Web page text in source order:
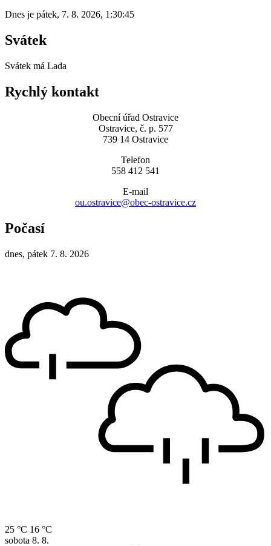
Dnes je pátek, 7. 8. 2026, 1:30:45
Svátek
Svátek má Lada
Rychlý kontakt
Obecní úřad Ostravice
Ostravice, č. p. 577
739 14 Ostravice
Telefon
558 412 541
E-mail
ou.ostravice@obec-ostravice.cz
Počasí
dnes, pátek 7. 8. 2026
25 °C 16 °C
sobota 8. 8.